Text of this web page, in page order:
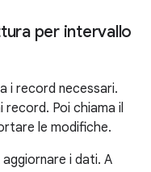
per intervallo
i record necessari.
Poi chiama il
le modifiche.
i dati. A